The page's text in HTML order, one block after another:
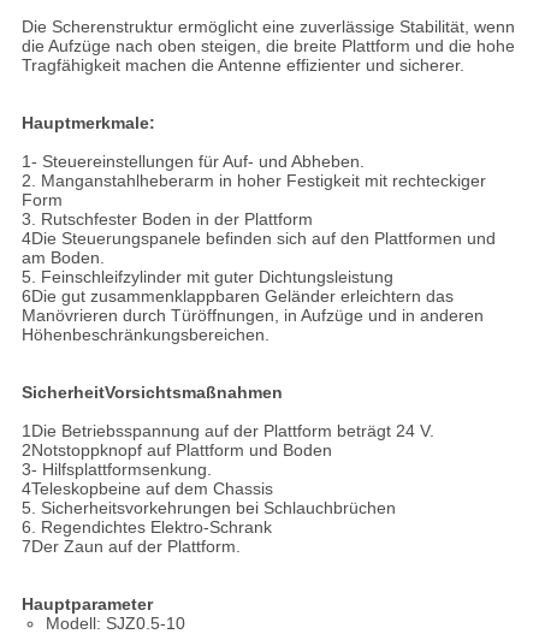
Die Scherenstruktur ermöglicht eine zuverlässige Stabilität, wenn
die Aufzüge nach oben steigen, die breite Plattform und die hohe
Tragfähigkeit machen die Antenne effizienter und sicherer.
Hauptmerkmale:
1- Steuereinstellungen für Auf- und Abheben.
2. Manganstahlheberarm in hoher Festigkeit mit rechteckiger
Form
3. Rutschfester Boden in der Plattform
4Die Steuerungspanele befinden sich auf den Plattformen und
am Boden.
5. Feinschleifzylinder mit guter Dichtungsleistung
6Die gut zusammenklappbaren Geländer erleichtern das
Manövrieren durch Türöffnungen, in Aufzüge und in anderen
Höhenbeschränkungsbereichen.
SicherheitVorsichtsmaßnahmen
1Die Betriebsspannung auf der Plattform beträgt 24 V.
2Notstoppknopf auf Plattform und Boden
3- Hilfsplattformsenkung.
4Teleskopbeine auf dem Chassis
5. Sicherheitsvorkehrungen bei Schlauchbrüchen
6. Regendichtes Elektro-Schrank
7Der Zaun auf der Plattform.
Hauptparameter
Modell: SJZ0.5-10